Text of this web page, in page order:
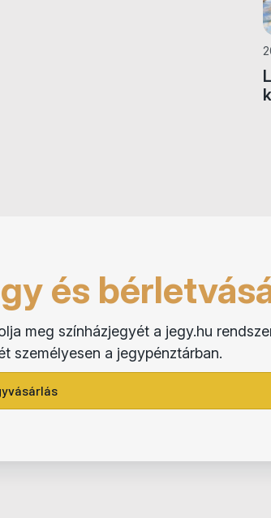
és
meg színházjegyét a jegy.hu
személyesen a jegypénztárban.